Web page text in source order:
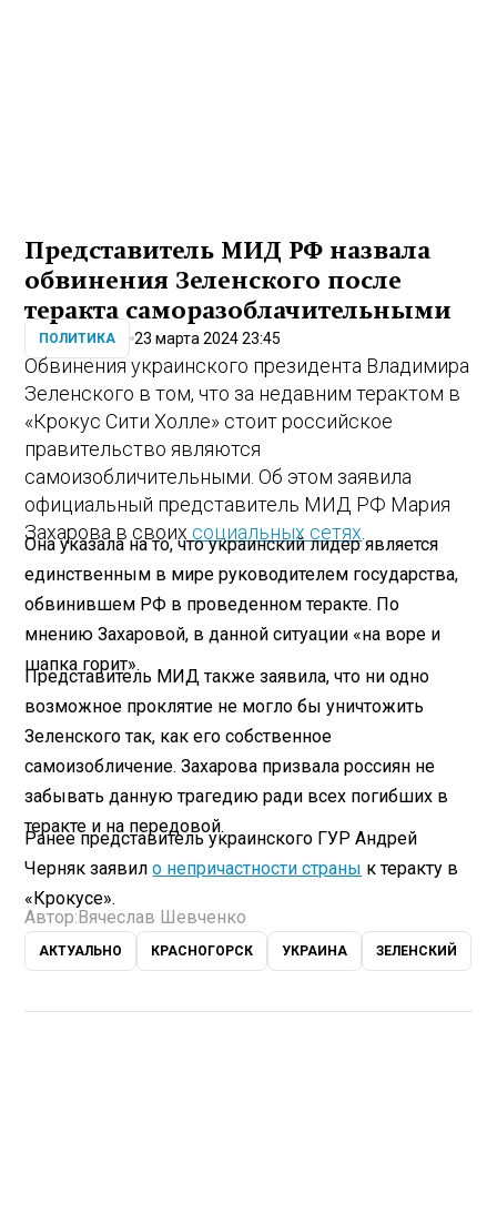
Представитель МИД РФ назвала
обвинения Зеленского после
теракта саморазоблачительными
ПОЛИТИКА 23 марта 2024 23:45
Обвинения украинского президента Владимира
Зеленского в том, что за недавним терактом в
«Крокус Сити Холле» стоит российское
правительство являются
самоизобличительными. Об этом заявила
официальный представитель МИД РФ Мария
Захарова в своих социальных сетях
Она указала на то, что украинский лидер является
единственным в мире руководителем государства,
обвинившем РФ в проведенном теракте. По
мнению Захаровой, в данной ситуации «на воре и
шапка горит».
Представитель МИД также заявила, что ни одно
возможное проклятие не могло бы уничтожить
Зеленского так, как его собственное
самоизобличение. Захарова призвала россиян не
забывать данную трагедию ради всех погибших в
теракте и на передовой.
Ранее представитель украинского ГУР Андрей
Черняк заявило непричастности страны к теракту в
«Крокусе».
Автор:Вячеслав Шевченко
АКТУАЛЬНО КРАСНОГОРСК УКРАИНА ЗЕЛЕНСКИЙ